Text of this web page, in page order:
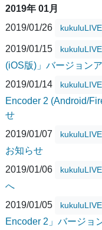
2019年 01月
2019/01/26
kukuluLIVE
2019/01/15 kukuluLIVE
(iOS版)」バージョン
2019/01/14
kukuluLIVE
Encoder 2 (Android/
せ
2019/01/07
kukuluLIVE
お知らせ
2019/01/06
kukuluLIVE
へ
2019/01/05
kukuluLIVE
Encoder 2」バージョ